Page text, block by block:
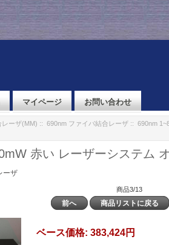
マイページ お問い合わせ
レーザ(MM) :: 690nm ファイバ結合レーザ:: 690nm
赤い レーザーシステム
ーザ
商品3/13
前へ 商品リストに戻る
ベース価格: 383,424円